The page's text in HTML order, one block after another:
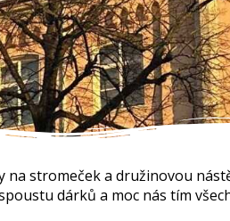
stromeček a družinovou
dárků a moc nás tím